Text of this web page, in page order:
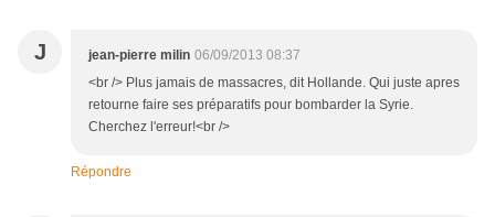
J jean-pierre milin 06/09/2013 08:37
<br /> Plus jamais de massacres, dit Hollande. Qui juste apres
retourne faire ses préparatifs pour bombarder la Syrie.
Cherchez l'erreur!<br />
Répondre